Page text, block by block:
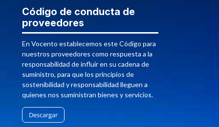
Código de conducta de
proveedores
En Vocento establecemos este Código para
nuestros proveedores como respuesta a la
responsabilidad de influir en su cadena de
suministro, para que los principios de
sostenibilidad y responsabilidad lleguen a
quienes nos suministran bienes y servicios.
Descargar